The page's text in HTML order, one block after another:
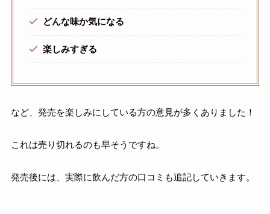
どんな味か気になる
楽しみすぎる
など、発売を楽しみにしている方の意見が多くありました！
これは売り切れるのも早そうですね。
発売後には、実際に飲んだ方の口コミも追記していきます。